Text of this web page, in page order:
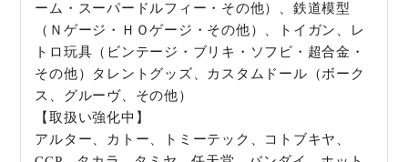
ーム・スーパードルフィー・その他）、鉄道模型
（Ｎゲージ・ＨＯゲージ・その他）、トイガン、レ
トロ玩具（ビンテージ・ブリキ・ソフビ・超合金・
その他）タレントグッズ、カスタムドール（ボーク
ス、グルーヴ、その他）
【取扱い強化中】
アルター、カトー、トミーテック、コトブキヤ、